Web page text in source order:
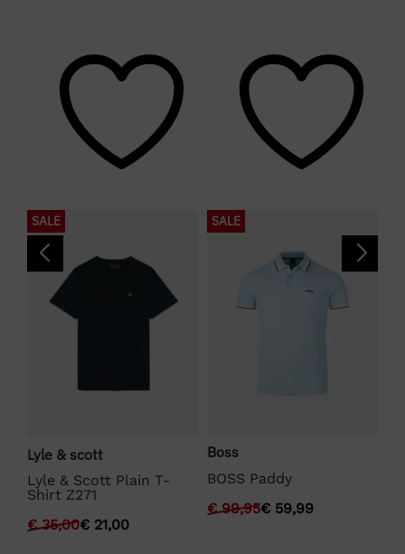
SALE
Lyle & scott
Lyle & Scott Plain T-
Shirt Z271
€35,00€ 21,00
SALE
Boss
BOSS Paddy
€99,95€ 59,99